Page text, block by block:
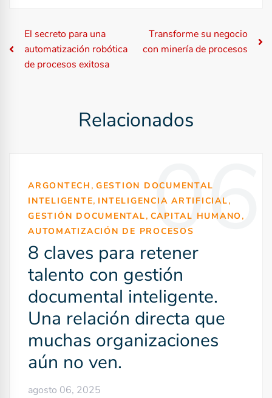
El secreto para una
automatización robótica
de procesos exitosa
Transforme su negocio
con minería de procesos
Relacionados
06
ARGONTECH , GESTION DOCUMENTAL
INTELIGENTE, INTELIGENCIA ARTIFICIAL,
GESTIÓN DOCUMENTAL, CAPITAL HUMANO,
AUTOMATIZACIÓN DE PROCESOS
8 claves para retener
talento con gestión
documental inteligente.
Una relación directa que
muchas organizaciones
aún no ven.
agosto 06, 2025